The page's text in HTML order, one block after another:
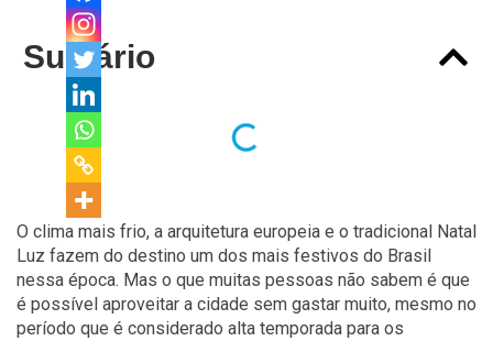
Sumário
O clima mais frio, a arquitetura europeia e o tradicional Natal
Luz fazem do destino um dos mais festivos do Brasil
nessa época. Mas o que muitas pessoas não sabem é que
é possível aproveitar a cidade sem gastar muito, mesmo no
período que é considerado alta temporada para os